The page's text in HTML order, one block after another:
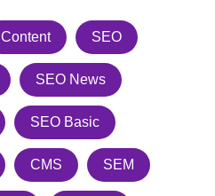
Content SEO
SEO News
SEO Basic
CMS SEM